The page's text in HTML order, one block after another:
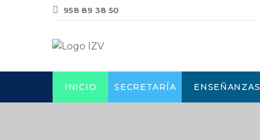
958 89 38 50
INICIO SECRETARÍA ENSEÑANZAS